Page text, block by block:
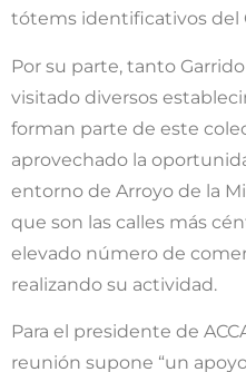
tótems identificativos del
Por su parte, tanto
visitado diversos
forman parte de este
aprovechado la
entorno de Arroyo de la
que son las calles más
elevado número de
realizando su actividad.
Para el presidente de
reunión supone “un